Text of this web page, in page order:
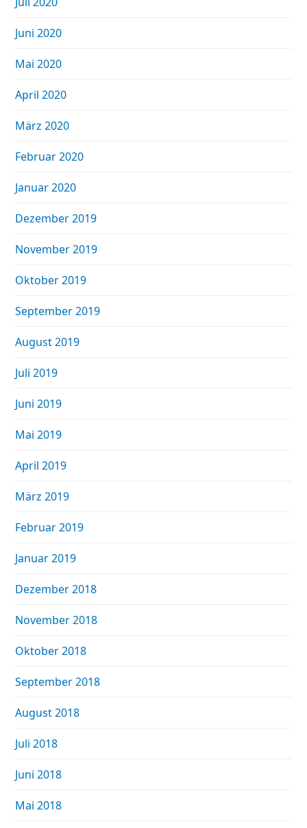
Juni 2020
Mai 2020
April 2020
März 2020
Februar 2020
Januar 2020
Dezember 2019
November 2019
Oktober 2019
September 2019
August 2019
Juli 2019
Juni 2019
Mai 2019
April 2019
März 2019
Februar 2019
Januar 2019
Dezember 2018
November 2018
Oktober 2018
September 2018
August 2018
Juli 2018
Juni 2018
Mai 2018